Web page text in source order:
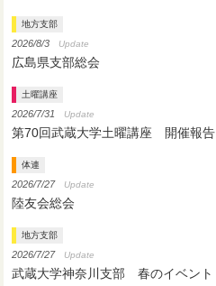
地方支部
2026/8/3 Update
広島県支部総会
土曜講座
2026/7/31 Update
第70回武蔵大学土曜講座 開催報告
体連
2026/7/27 Update
陸友会総会
地方支部
2026/7/27 Update
武蔵大学神奈川支部 春のイベント